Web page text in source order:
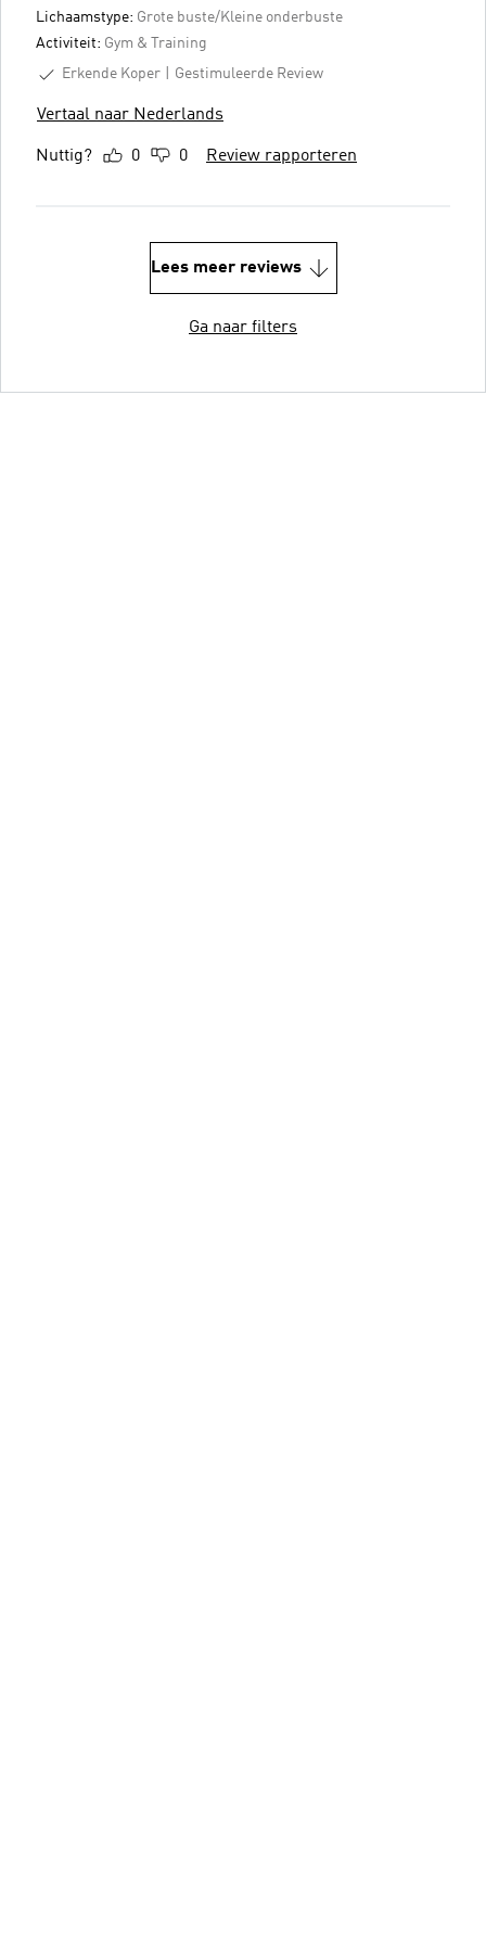
Lichaamstype: Grote buste/Kleine onderbuste
Activiteit: Gym & Training
Erkende Koper
Gestimuleerde Review
Vertaal naar Nederlands
Nuttig? 0 0 Review rapporteren
Lees meer reviews
Ga naar filters